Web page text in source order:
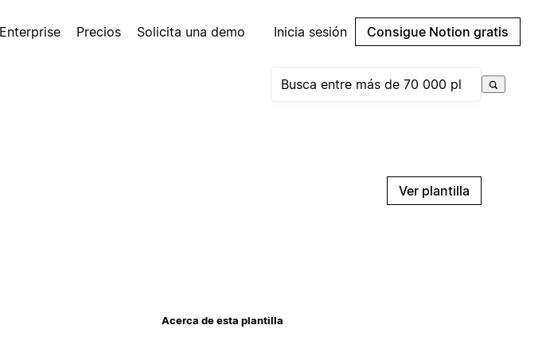
Enterprise Precios Solicita una demo Inicia sesión Consigue Notion gratis
Ver plantilla
Acerca de esta plantilla